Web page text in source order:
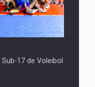
17 de Voleibol